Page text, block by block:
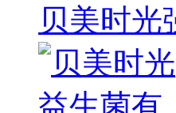
贝美时光